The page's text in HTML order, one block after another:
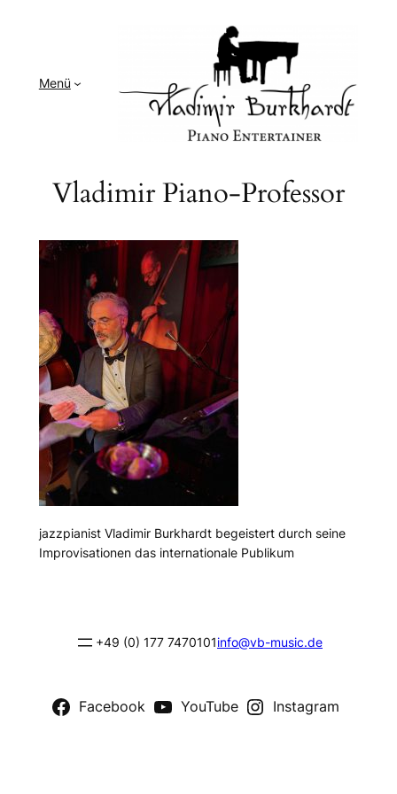
Menü
Vladimir Piano-Professor
jazzpianist Vladimir Burkhardt begeistert durch seine
Improvisationen das internationale Publikum
+49 (0) 177 7470101info@vb-music.de
Facebook YouTube Instagram